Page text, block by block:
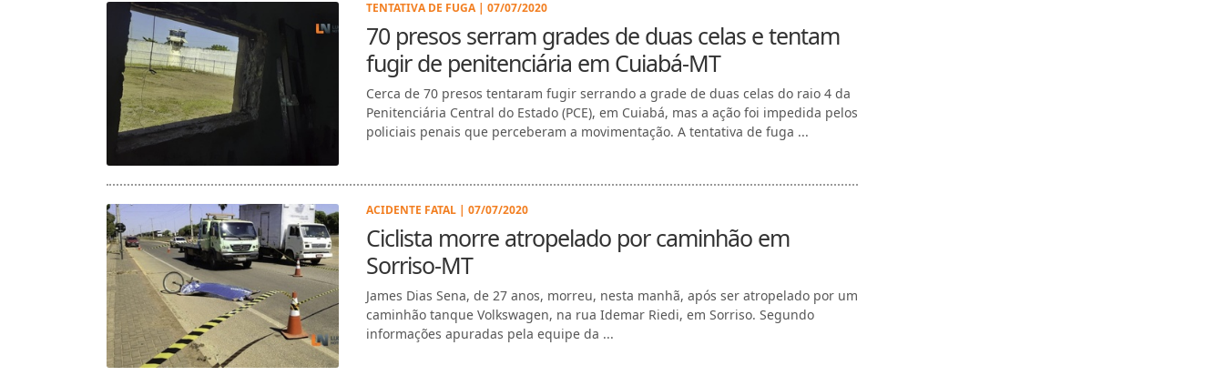
TENTATIVA DE FUGA | 07/07/2020
70 presos serram grades de duas celas e tentam
fugir de penitenciária em Cuiabá-MT
Cerca de 70 presos tentaram fugir serrando a grade de duas celas do raio 4 da
Penitenciária Central do Estado (PCE), em Cuiabá, mas a ação foi impedida pelos
policiais penais que perceberam a movimentação. A tentativa de fuga ...
ACIDENTE FATAL | 07/07/2020
Ciclista morre atropelado por caminhão em
Sorriso-MT
James Dias Sena, de 27 anos, morreu, nesta manhã, após ser atropelado por um
caminhão tanque Volkswagen, na rua Idemar Riedi, em Sorriso. Segundo
informações apuradas pela equipe da ...